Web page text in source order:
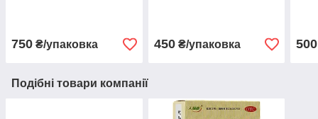
750 ₴/упаковка 450₴/упаковка 500
Подібні товари компанії